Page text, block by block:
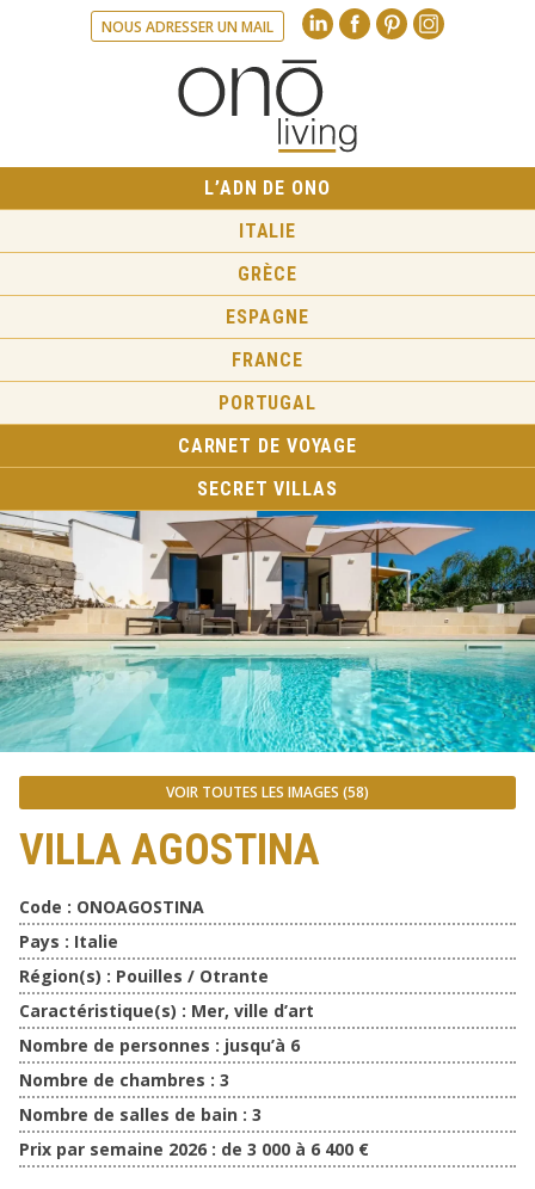
NOUS ADRESSER UN MAIL Linkedin
L’ADN DE ONO
ITALIE
GRÈCE
ESPAGNE
FRANCE
PORTUGAL
CARNET DE VOYAGE
SECRET VILLAS
VOIR TOUTES LES IMAGES (58)
VILLA AGOSTINA
Code : ONOAGOSTINA
Pays : Italie
Région(s) : Pouilles / Otrante
Caractéristique(s) : Mer, ville d’art
Nombre de personnes : jusqu’à 6
Nombre de chambres : 3
Nombre de salles de bain : 3
Prix par semaine 2026 : de 3 000 à 6 400 €